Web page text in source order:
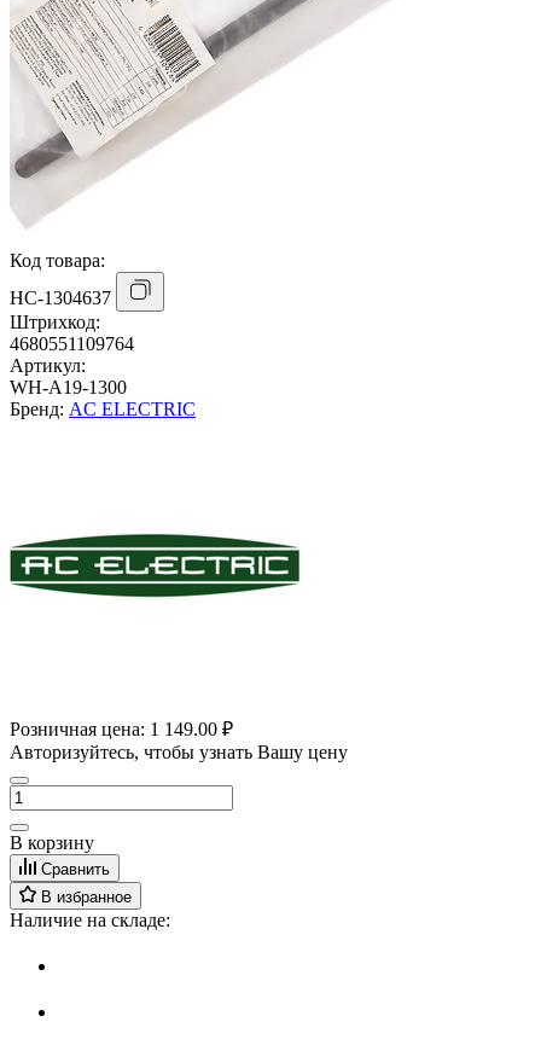
Код товара:
НС-1304637
Штрихкод:
4680551109764
Артикул:
WH-A19-1300
Бренд: AC ELECTRIC
Розничная цена: 1 149.00 ₽
Авторизуйтесь, чтобы узнать Вашу цену
В корзину
Сравнить
В избранное
Наличие на складе: